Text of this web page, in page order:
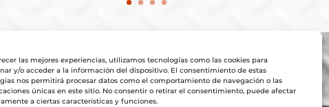
las mejores experiencias, utilizamos tecnologías como las cookies para
y/o acceder a la información del dispositivo. El consentimiento de estas
nos permitirá procesar datos como el comportamiento de navegación o las
únicas en este sitio. No consentir o retirar el consentimiento, puede afectar
a ciertas características y funciones.